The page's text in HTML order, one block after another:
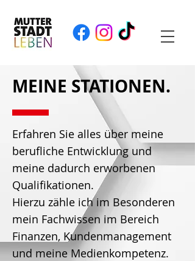
MEINE STATIONEN.
Erfahren Sie alles über meine
berufliche Entwicklung und
meine dadurch erworbenen
Qualifikationen.
Hierzu zähle ich im Besonderen
mein Fachwissen im Bereich
Finanzen, Kundenmanagement
und meine Medienkompetenz.